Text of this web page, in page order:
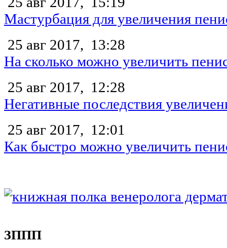
Мастурбация для увеличения
25 авг 2017, 13:28
На сколько можно увеличить
25 авг 2017, 12:28
Негативные последствия
25 авг 2017, 12:01
Как быстро можно увеличить
ЗППП